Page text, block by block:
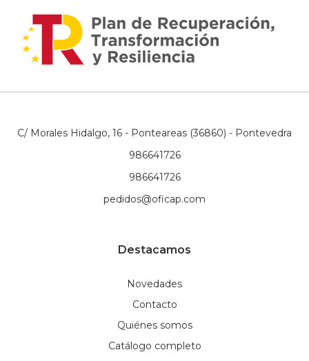
C/ Morales Hidalgo, 16 - Ponteareas (36860) - Pontevedra
986641726
986641726
pedidos@oficap.com
Destacamos
Novedades
Contacto
Quiénes somos
Catálogo completo